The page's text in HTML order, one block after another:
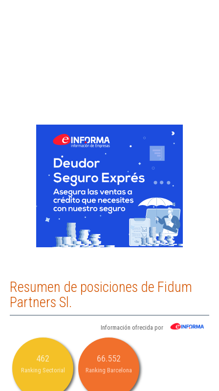
Resumen de posiciones de Fidum
Partners Sl.
Información ofrecida por
462
Ranking Sectorial
66.552
Ranking Barcelona